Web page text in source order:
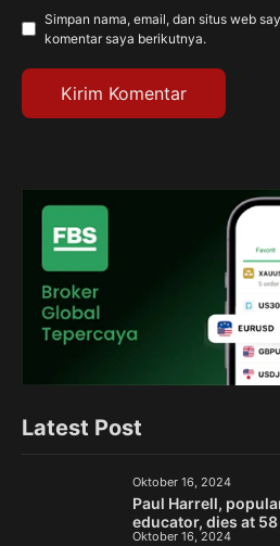
Simpan nama, email, dan situs web
komentar saya berikutnya.
Latest Post
Oktober 16, 2024
Paul Harrell,
educator, dies at 58
Oktober 16, 2024